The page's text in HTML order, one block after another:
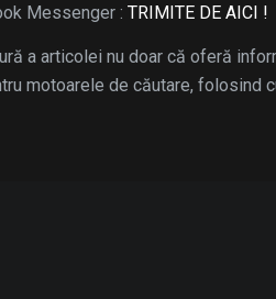
Messenger : TRIMITE DE AICI !
a articolei nu doar că oferă
motoarele de căutare, folosind